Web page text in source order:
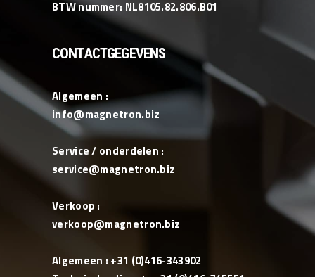
BTW nummer: NL8105.82.806.B01
CONTACTGEGEVENS
Algemeen :
info@magnetron.biz
Service / onderdelen :
service@magnetron.biz
Verkoop :
verkoop@magnetron.biz
Algemeen : +31 (0)416-343902